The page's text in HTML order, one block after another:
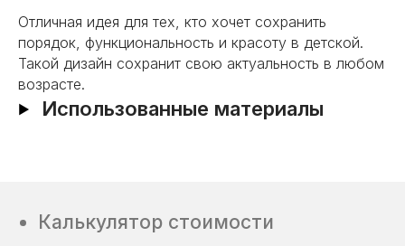
Отличная идея для тех, кто хочет сохранить
порядок, функциональность и красоту в детской.
Такой дизайн сохранит свою актуальность в любом
возрасте.
Использованные материалы
Рассчитайте стоимость
вашей кухни за 2 минуты